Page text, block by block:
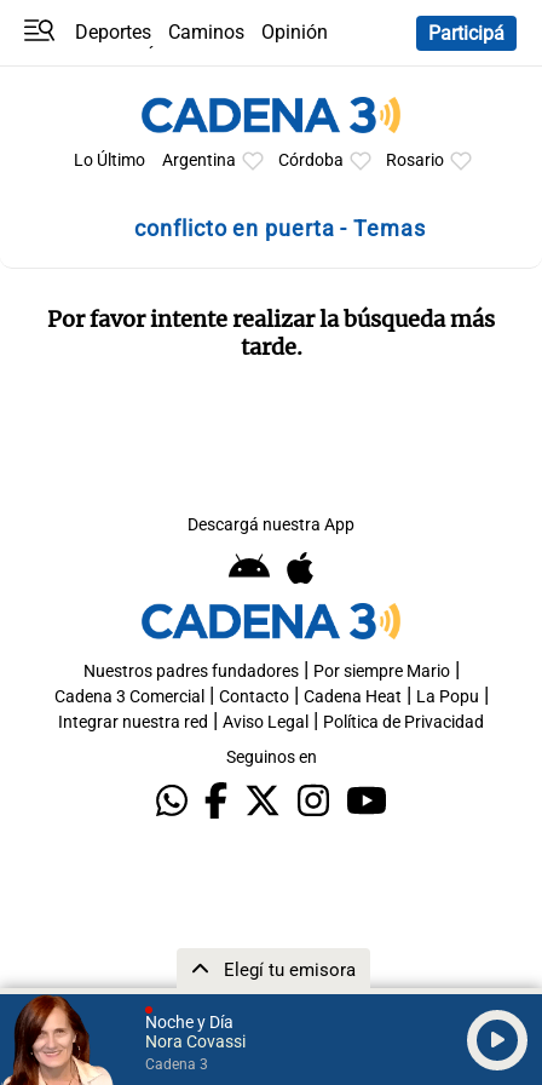
Noche y Día
Nora Covassi
Cadena 3
Elegí tu emisora
Deportes Caminos
Opinión
Participá
Lo Último Argentina Córdoba Rosario
conflicto en puerta - Temas
Por favor intente realizar la búsqueda más
tarde.
Descargá nuestra App
Nuestros padres fundadores| Por siempre Mario|
Cadena 3 Comercial | Contacto| Cadena Heat | La Popu |
Integrar nuestra red | Aviso Legal | Política de Privacidad
Seguinos en